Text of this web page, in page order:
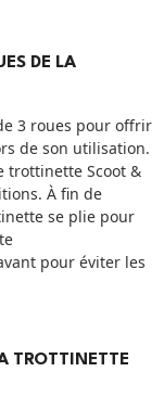
DE LA
3 roues pour offrir
de son utilisation.
trottinette Scoot &
À fin de
se plie pour
pour éviter les
TROTTINETTE